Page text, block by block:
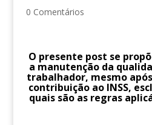
0 Comentários
O presente post se
a manutenção da
trabalhador, mesmo
contribuição ao INSS,
quais são as regras